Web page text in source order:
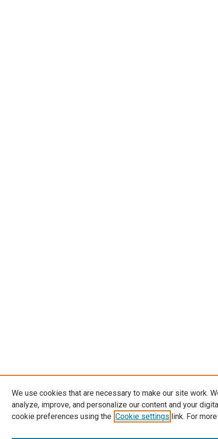
We use cookies that are necessary to make our site work.
analyze, improve, and personalize our content and your
cookie preferences using the Cookie settings link. For